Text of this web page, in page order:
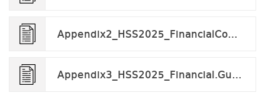
Appendix2_HSS2025_FinancialConsentForm.docx
Appendix3_HSS2025_Financial.Guarantee.Form.docx